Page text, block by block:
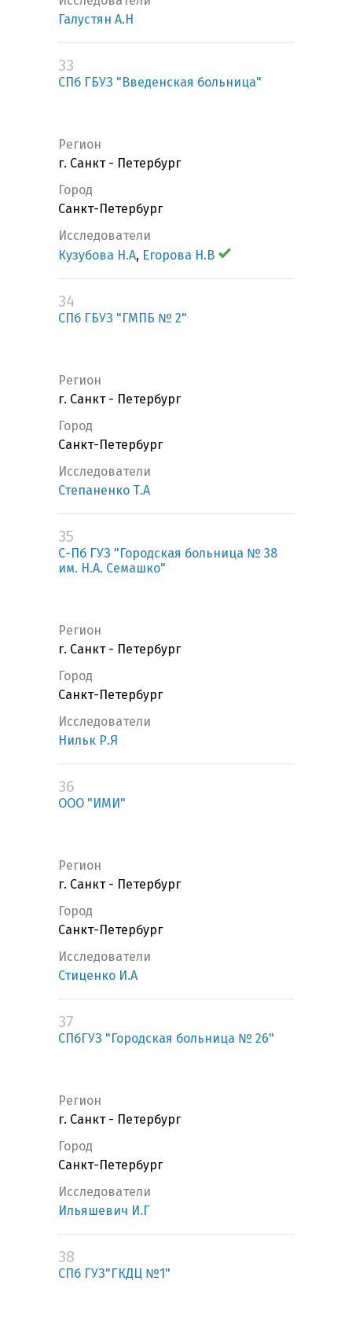
Галустян А.Н
33
СПб ГБУЗ "Введенская больница"
Регион
г. Санкт - Петербург
Город
Санкт-Петербург
Исследователи
Кузубова Н.А, Егорова Н.В
34
СПб ГБУЗ "ГМПБ № 2"
Регион
г. Санкт - Петербург
Город
Санкт-Петербург
Исследователи
Степаненко Т.А
35
С-Пб ГУЗ "Городская больница № 38
им. Н.А. Семашко"
Регион
г. Санкт - Петербург
Город
Санкт-Петербург
Исследователи
Нильк Р.Я
36
ООО "ИМИ"
Регион
г. Санкт - Петербург
Город
Санкт-Петербург
Исследователи
Стиценко И.А
37
СПбГУЗ "Городская больница № 26"
Регион
г. Санкт - Петербург
Город
Санкт-Петербург
Исследователи
Ильяшевич И.Г
38
СПб ГУЗ"ГКДЦ №1"